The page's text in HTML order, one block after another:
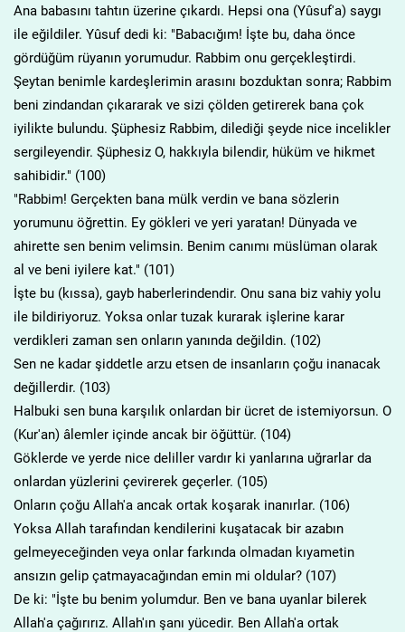
Ana babasını tahtın üzerine çıkardı. Hepsi ona (Yûsuf'a) saygı
ile eğildiler. Yûsuf dedi ki: "Babacığım! İşte bu, daha önce
gördüğüm rüyanın yorumudur. Rabbim onu gerçekleştirdi.
Şeytan benimle kardeşlerimin arasını bozduktan sonra; Rabbim
beni zindandan çıkararak ve sizi çölden getirerek bana çok
iyilikte bulundu. Şüphesiz Rabbim, dilediği şeyde nice incelikler
sergileyendir. Şüphesiz O, hakkıyla bilendir, hüküm ve hikmet
sahibidir." (100)
"Rabbim! Gerçekten bana mülk verdin ve bana sözlerin
yorumunu öğrettin. Ey gökleri ve yeri yaratan! Dünyada ve
ahirette sen benim velimsin. Benim canımı müslüman olarak
al ve beni iyilere kat." (101)
İşte bu (kıssa), gayb haberlerindendir. Onu sana biz vahiy yolu
ile bildiriyoruz. Yoksa onlar tuzak kurarak işlerine karar
verdikleri zaman sen onların yanında değildin. (102)
Sen ne kadar şiddetle arzu etsen de insanların çoğu inanacak
değillerdir. (103)
Halbuki sen buna karşılık onlardan bir ücret de istemiyorsun. O
(Kur'an) âlemler içinde ancak bir öğüttür. (104)
Göklerde ve yerde nice deliller vardır ki yanlarına uğrarlar da
onlardan yüzlerini çevirerek geçerler. (105)
Onların çoğu Allah'a ancak ortak koşarak inanırlar. (106)
Yoksa Allah tarafından kendilerini kuşatacak bir azabın
gelmeyeceğinden veya onlar farkında olmadan kıyametin
ansızın gelip çatmayacağından emin mi oldular? (107)
De ki: "İşte bu benim yolumdur. Ben ve bana uyanlar bilerek
Allah'a çağırırız. Allah'ın şanı yücedir. Ben Allah'a ortak